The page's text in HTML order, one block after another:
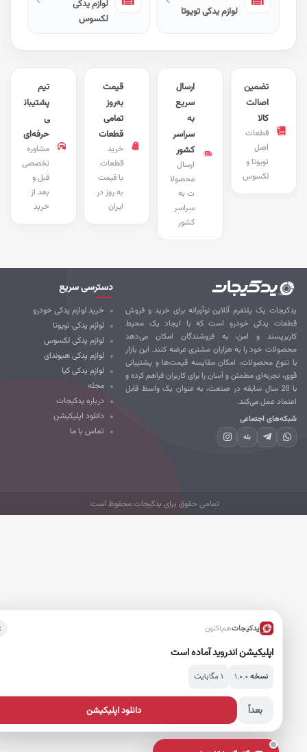
لوازم یدکی تویوتا
لوازم یدکی
لکسوس
پشتیبان
حرفه‌ای
مشاوره
تخصصی
قبل و
بعد از
خرید
قیمت
به‌روز
تمامی
قطعات
خرید
قطعات
با قیمت
به روز در
ایران
ارسال
سریع
سراسر
کشور
ارسال
محصولا
ت به
سراسر
کشور
تضمین
اصالت
قطعات
تویوتا و
لکسوس
یک پلتفرم آنلاین نوآورانه برای خرید و فروش
یدکی خودرو است که با ایجاد یک محیط
و امن، به فروشندگان امکان می‌دهد
خود را به هزاران مشتری عرضه کنند. این بازار
تنوع محصولات، امکان مقایسه قیمت‌ها و پشتیبانی
تجربه‌ای مطمئن و آسان را برای کاربران فراهم کرده و
با 20 سال سابقه در صنعت، به عنوان یک واسط قابل
عمل می‌کند.
اجتماعی
بله
دسترسی سریع
خرید لوازم یدکی خودرو
لوازم یدکی تویوتا
لوازم یدکی لکسوس
لوازم یدکی هیوندای
لوازم یدکی کیا
مجله
درباره یدکیجات
دانلود اپلیکیشن
تماس با ما
تمامی حقوق برای یدکیجات محفوظ است.
یدکیجاتهم‌اکنون
اپلیکیشن اندروید آماده است
نسخه۱.۰.۰ ۱ مگابایت
بعداً دانلود اپلیکیشن